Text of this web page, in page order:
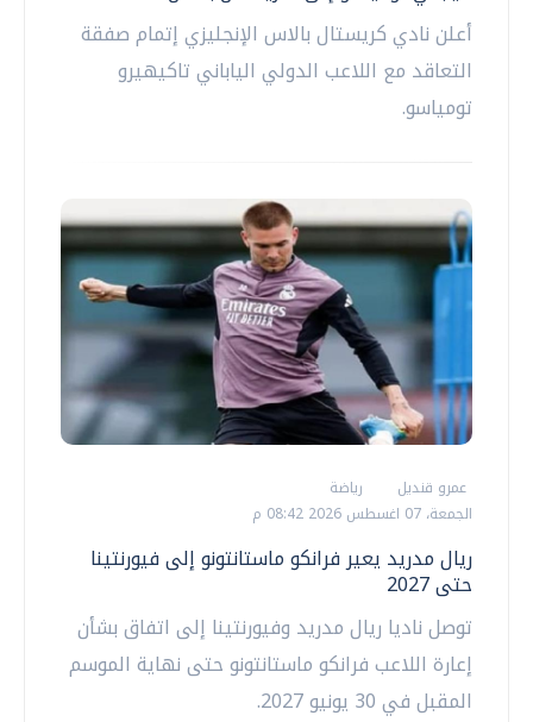
أعلن نادي كريستال بالاس الإنجليزي إتمام صفقة
التعاقد مع اللاعب الدولي الياباني تاكيهيرو
تومياسو.
عمرو قنديل
رياضة
الجمعة، 07 اغسطس 2026 08:42 م
ريال مدريد يعير فرانكو ماستانتونو إلى فيورنتينا
حتى 2027
توصل ناديا ريال مدريد وفيورنتينا إلى اتفاق بشأن
إعارة اللاعب فرانكو ماستانتونو حتى نهاية الموسم
المقبل في 30 يونيو 2027.